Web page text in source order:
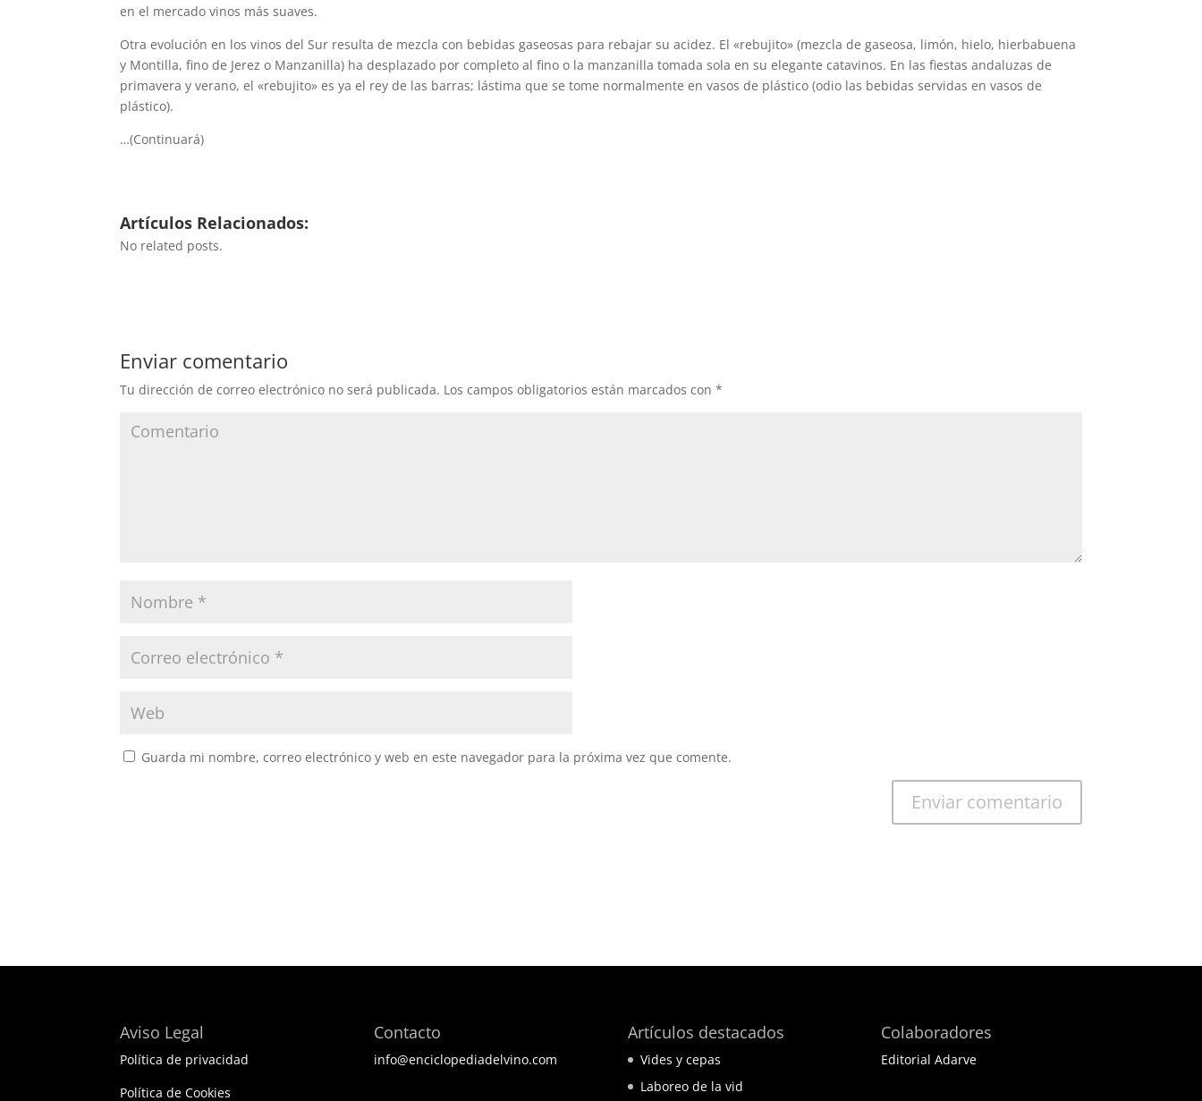
en el mercado vinos más suaves.
Otra evolución en los vinos del Sur resulta de mezcla con bebidas gaseosas para rebajar su acidez. El «rebujito» (mezcla de gaseosa, limón, hielo, hierbabuena
y Montilla, fino de Jerez o Manzanilla) ha desplazado por completo al fino o la manzanilla tomada sola en su elegante catavinos. En las fiestas andaluzas de
primavera y verano, el «rebujito» es ya el rey de las barras; lástima que se tome normalmente en vasos de plástico (odio las bebidas servidas en vasos de
plástico).
…(Continuará)
Artículos Relacionados:
No related posts.
Enviar comentario
Tu dirección de correo electrónico no será publicada. Los campos obligatorios están marcados con*
Guarda mi nombre, correo electrónico y web en este navegador para la próxima vez que comente.
Aviso Legal
Política de privacidad
Política de Cookies
Contacto
info@enciclopediadelvino.com
Artículos destacados
Vides y cepas
Laboreo de la vid
Colaboradores
Editorial Adarve